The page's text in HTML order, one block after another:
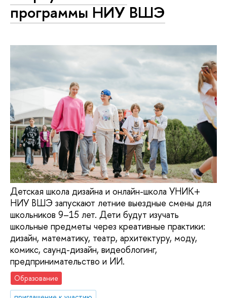
программы НИУ ВШЭ
Детская школа дизайна и онлайн-школа УНИК+
НИУ ВШЭ запускают летние выездные смены для
школьников 9–15 лет. Дети будут изучать
школьные предметы через креативные практики:
дизайн, математику, театр, архитектуру, моду,
комикс, саунд-дизайн, видеоблогинг,
предпринимательство и ИИ.
Образование